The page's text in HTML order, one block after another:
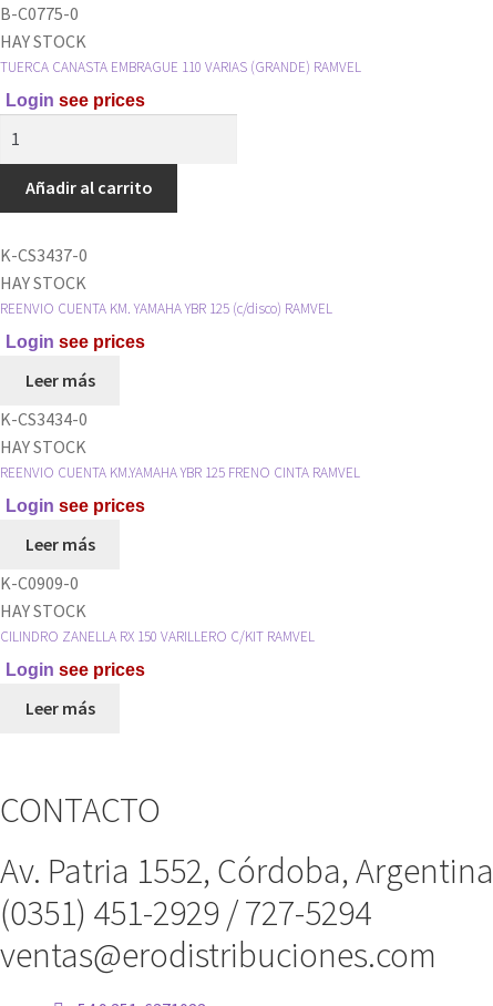
TORNILLO
RAMVEL
cantidad
B-C0775-0
HAY STOCK
TUERCA CANASTA EMBRAGUE 110 VARIAS (GRANDE) RAMVEL
Login see prices
EMBRAGUE
110
(GRANDE)
RAMVEL
cantidad
Añadir al carrito
K-CS3437-0
HAY STOCK
REENVIO CUENTA KM. YAMAHA YBR 125 (c/disco) RAMVEL
Login see prices
Leer más
K-CS3434-0
HAY STOCK
REENVIO CUENTA KM.YAMAHA YBR 125 FRENO CINTA RAMVEL
Login see prices
Leer más
K-C0909-0
HAY STOCK
CILINDRO ZANELLA RX 150 VARILLERO C/KIT RAMVEL
Login see prices
Leer más
CONTACTO
Av. Patria 1552, Córdoba, Argentina
(0351) 451-2929 / 727-5294
ventas@erodistribuciones.com